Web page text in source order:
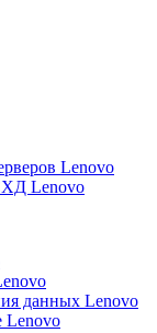
Lenovo
Lenovo
данных Lenovo
Lenovo